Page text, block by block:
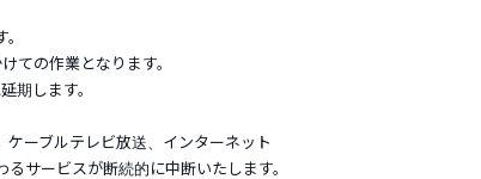
ての作業となります。
期します。
ケーブルテレビ放送、インターネット
サービスが断続的に中断いたします。